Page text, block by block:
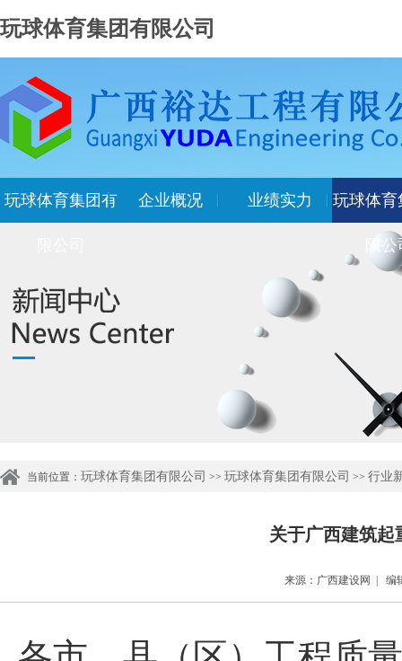
玩球体育集团有限公司
玩球体育集团有 企业概况 业绩实力 玩球体育
限
当前位置： 玩球体育集团有限公司 >> 玩球体育集团有限公司 >> 行业
关于广西建筑起
来源：广西建设网 | 编